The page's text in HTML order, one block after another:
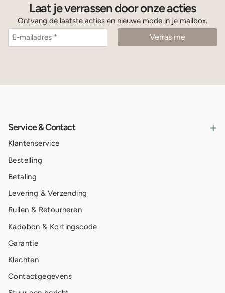
Laat je verrassen door onze acties
Ontvang de laatste acties en nieuwe mode in je mailbox.
Service & Contact +
Klantenservice
Bestelling
Betaling
Levering & Verzending
Ruilen & Retourneren
Kadobon & Kortingscode
Garantie
Klachten
Contactgegevens